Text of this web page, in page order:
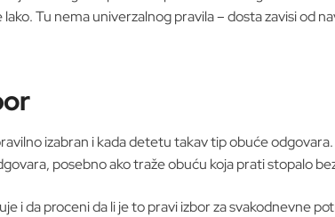
Tu nema univerzalnog pravila – dosta zavisi od
izabran i kada detetu takav tip obuće
posebno ako traže obuću koja prati stopalo
i da proceni da li je to pravi izbor za svakodnevne